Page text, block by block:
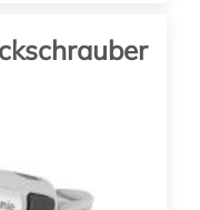
1,5 - 4,4 Nm